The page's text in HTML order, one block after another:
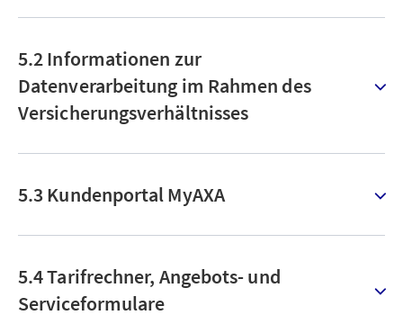
5.2 Informationen zur
Datenverarbeitung im Rahmen des
Versicherungsverhältnisses
5.3 Kundenportal MyAXA
5.4 Tarifrechner, Angebots- und
Serviceformulare